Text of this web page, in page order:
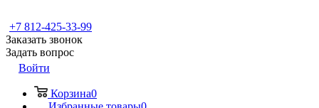
+7 812-425-33-99
Заказать звонок
Задать вопрос
Войти
Корзина0